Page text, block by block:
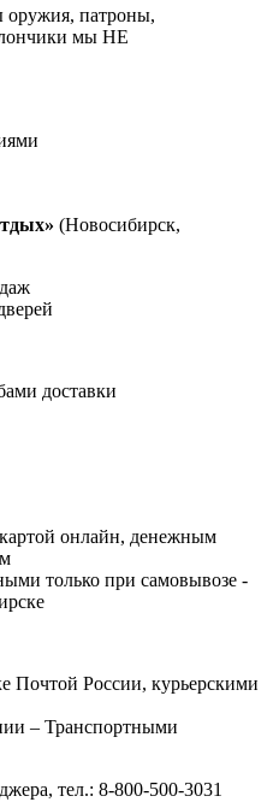
оружия, патроны,
мы НЕ
(Новосибирск,
доставки
онлайн, денежным
только при самовывозе -
Почтой России, курьерскими
– Транспортными
тел.: 8-800-500-3031